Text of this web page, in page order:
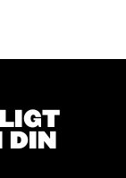
DIN